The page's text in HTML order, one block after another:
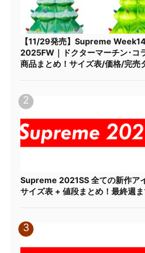
【11/29発売】Supreme
2025FW｜ドクターマーチン･コ
商品まとめ！サイズ表/価格/完売
Supreme 2021SS 全ての新作ア
サイズ表 + 値段まとめ！最終週